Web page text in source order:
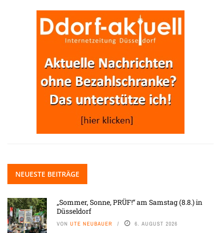
NEUESTE BEITRÄGE
„Sommer, Sonne, PRÜF!“ am Samstag (8.8.) in
Düsseldorf
VON UTE NEUBAUER 6. AUGUST 2026